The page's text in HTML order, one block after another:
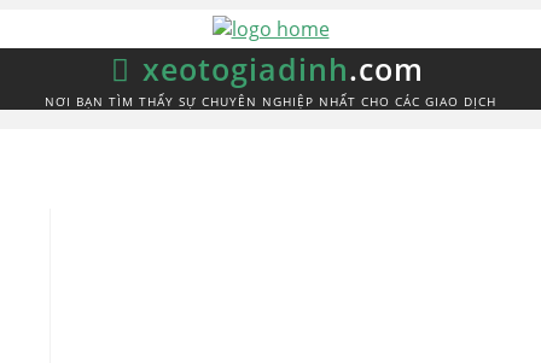
xeotogiadinh.com
NƠI BẠN TÌM THẤY SỰ CHUYÊN NGHIỆP NHẤT CHO CÁC GIAO DỊCH